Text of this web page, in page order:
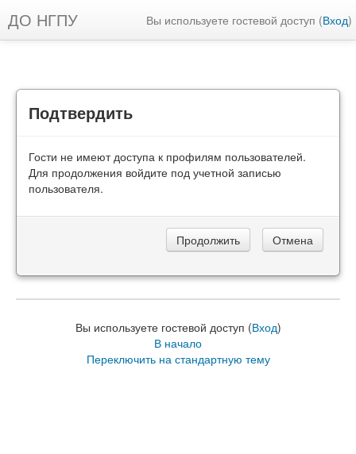
ДО НГПУ Вы используете гостевой доступ (Вход)
Подтвердить
Гости не имеют доступа к профилям пользователей.
Для продолжения войдите под учетной записью
пользователя.
Вы используете гостевой доступ (Вход)
В начало
Переключить на стандартную тему